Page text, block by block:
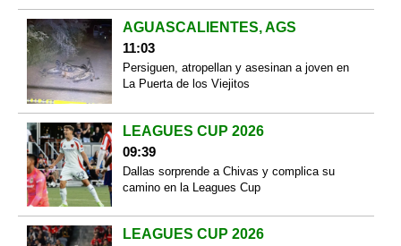
AGUASCALIENTES, AGS
11:03
Persiguen, atropellan y asesinan a joven en
La Puerta de los Viejitos
LEAGUES CUP 2026
09:39
Dallas sorprende a Chivas y complica su
camino en la Leagues Cup
LEAGUES CUP 2026